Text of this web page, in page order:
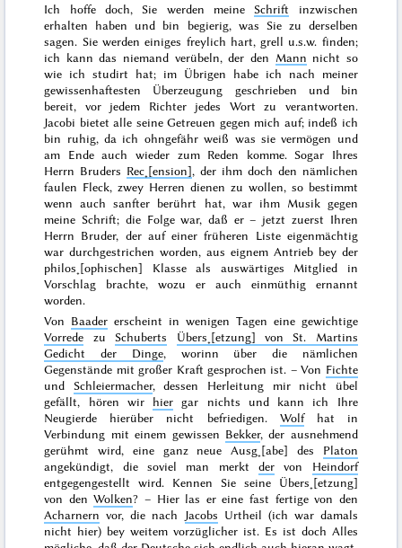
Ich hoffe doch, Sie werden meine Schrift inzwischen
erhalten haben und bin begierig, was Sie zu derselben
sagen. Sie werden einiges freylich hart, grell u.s.w. finden;
ich kann das niemand verübeln, der den Mann nicht so
wie ich studirt hat; im Übrigen habe ich nach meiner
gewissenhaftesten Überzeugung geschrieben und bin
bereit, vor jedem Richter jedes Wort zu verantworten.
Jacobi bietet alle seine Getreuen gegen mich auf; indeß ich
bin ruhig, da ich ohngefähr weiß was sie vermögen und
am Ende auch wieder zum Reden komme. Sogar Ihres
Herrn Bruders Rec˖[ension], der ihm doch den nämlichen
faulen Fleck, zwey Herren dienen zu wollen, so bestimmt
wenn auch sanfter berührt hat, war ihm Musik gegen
meine Schrift; die Folge war, daß er – jetzt zuerst Ihren
Herrn Bruder, der auf einer früheren Liste eigenmächtig
war durchgestrichen worden, aus eignem Antrieb bey der
philos˖[ophischen] Klasse als auswärtiges Mitglied in
Vorschlag brachte, wozu er auch einmüthig ernannt
worden.
Von Baader erscheint in wenigen Tagen eine gewichtige
Vorrede zu Schuberts
Übers˖[etzung] von St. Martins
Gedicht der Dinge, worinn über die nämlichen
Gegenstände mit großer Kraft gesprochen ist. – Von Fichte
und Schleiermacher, dessen Herleitung mir nicht übel
gefällt, hören wir hier gar nichts und kann ich Ihre
Neugierde hierüber nicht befriedigen. Wolfhat in
Verbindung mit einem gewissen Bekker, der ausnehmend
gerühmt wird, eine ganz neue Ausg˖[abe] des Platon
angekündigt, die soviel man merktder von Heindorf
entgegengestellt wird. Kennen Sie seine Übers˖[etzung]
von denWolken? – Hier las er eine fast fertige von den
Acharnern vor, die nach Jacobs Urtheil (ich war damals
nicht hier) bey weitem vorzüglicher ist. Es ist doch Alles